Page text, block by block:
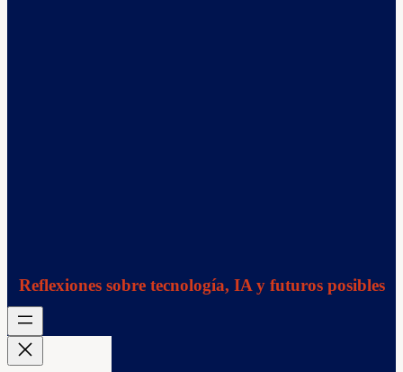
Reflexiones sobre tecnología, IA y futuros posibles